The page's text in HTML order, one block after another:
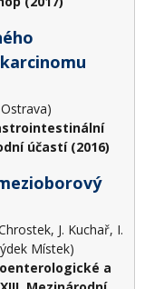
účastí (2016)
J. Kuchař, I.
Místek)
a